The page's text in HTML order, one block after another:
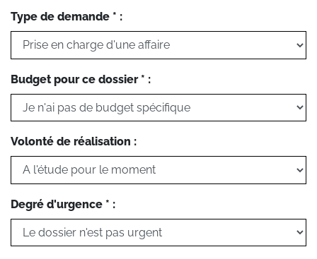
Type de demande * :
Budget pour ce dossier * :
Volonté de réalisation :
Degré d'urgence * :